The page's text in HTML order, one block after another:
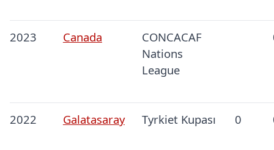
2023 Canada
CONCACAF
Nations
League
2022 Galatasaray Tyrkiet Kupası 0